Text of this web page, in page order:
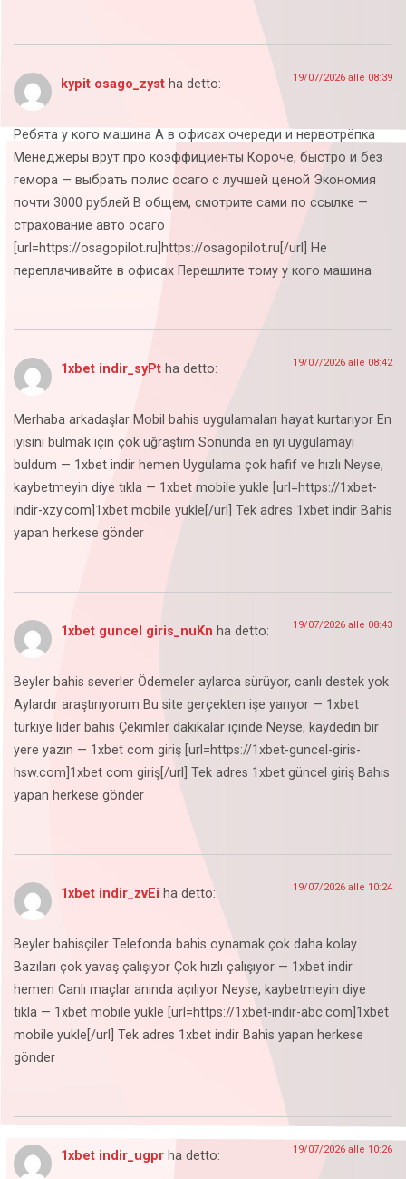
kypit osago_zyst ha detto: 19/07/2026 alle 08:39
Ребята у кого машина А в офисах очереди и нервотрёпка
Менеджеры врут про коэффициенты Короче, быстро и без
гемора — выбрать полис осаго с лучшей ценой Экономия
почти 3000 рублей В общем, смотрите сами по ссылке —
страхование авто осаго
[url=https://osagopilot.ru]https://osagopilot.ru[/url] Не
переплачивайте в офисах Перешлите тому у кого машина
1xbet indir_syPt ha detto: 19/07/2026 alle 08:42
Merhaba arkadaşlar Mobil bahis uygulamaları hayat kurtarıyor En
iyisini bulmak için çok uğraştım Sonunda en iyi uygulamayı
buldum — 1xbet indir hemen Uygulama çok hafif ve hızlı Neyse,
kaybetmeyin diye tıkla — 1xbet mobile yukle [url=https://1xbet-
indir-xzy.com]1xbet mobile yukle[/url] Tek adres 1xbet indir Bahis
yapan herkese gönder
1xbet guncel giris_nuKn ha detto: 19/07/2026 alle 08:43
Beyler bahis severler Ödemeler aylarca sürüyor, canlı destek yok
Aylardır araştırıyorum Bu site gerçekten işe yarıyor — 1xbet
türkiye lider bahis Çekimler dakikalar içinde Neyse, kaydedin bir
yere yazın — 1xbet com giriş [url=https://1xbet-guncel-giris-
hsw.com]1xbet com giriş[/url] Tek adres 1xbet güncel giriş Bahis
yapan herkese gönder
1xbet indir_zvEi ha detto: 19/07/2026 alle 10:24
Beyler bahisçiler Telefonda bahis oynamak çok daha kolay
Bazıları çok yavaş çalışıyor Çok hızlı çalışıyor — 1xbet indir
hemen Canlı maçlar anında açılıyor Neyse, kaybetmeyin diye
tıkla — 1xbet mobile yukle [url=https://1xbet-indir-abc.com]1xbet
mobile yukle[/url] Tek adres 1xbet indir Bahis yapan herkese
gönder
1xbet indir_ugpr ha detto: 19/07/2026 alle 10:26